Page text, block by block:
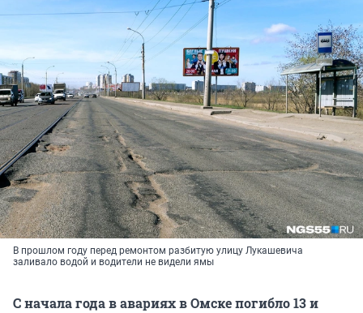
В прошлом году перед ремонтом разбитую улицу Лукашевича
заливало водой и водители не видели ямы
С начала года в авариях в Омске погибло 13 и